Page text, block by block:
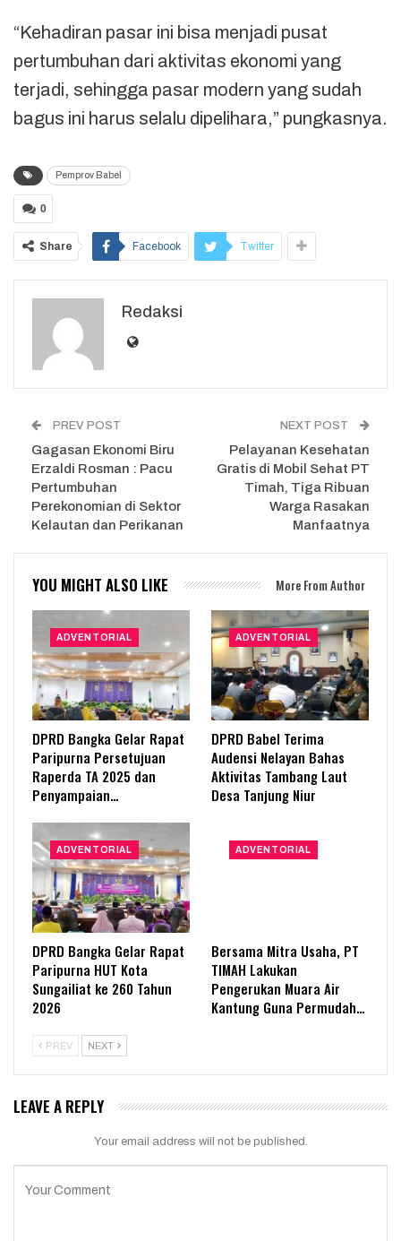
“Kehadiran pasar ini bisa menjadi pusat
pertumbuhan dari aktivitas ekonomi yang
terjadi, sehingga pasar modern yang sudah
bagus ini harus selalu dipelihara,” pungkasnya.
Pemprov Babel
0
Share Facebook Twitter
Redaksi
PREV POST
Gagasan Ekonomi Biru
Erzaldi Rosman : Pacu
Pertumbuhan
Perekonomian di Sektor
Kelautan dan Perikanan
NEXT POST
Pelayanan Kesehatan
Gratis di Mobil Sehat PT
Timah, Tiga Ribuan
Warga Rasakan
Manfaatnya
YOU MIGHT ALSO LIKE More From Author
ADVENTORIAL
DPRD Bangka Gelar Rapat
Paripurna Persetujuan
Raperda TA 2025 dan
Penyampaian…
ADVENTORIAL
DPRD Babel Terima
Audensi Nelayan Bahas
Aktivitas Tambang Laut
Desa Tanjung Niur
ADVENTORIAL
DPRD Bangka Gelar Rapat
Paripurna HUT Kota
Sungailiat ke 260 Tahun
2026
ADVENTORIAL
Bersama Mitra Usaha, PT
TIMAH Lakukan
Pengerukan Muara Air
Kantung Guna Permudah…
PREV NEXT
LEAVE A REPLY
Your email address will not be published.